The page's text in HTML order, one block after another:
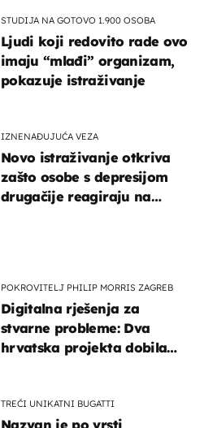
STUDIJA NA GOTOVO 1.900 OSOBA
Ljudi koji redovito rade ovo
imaju “mlađi” organizam,
pokazuje istraživanje
IZNENAĐUJUĆA VEZA
Novo istraživanje otkriva
zašto osobe s depresijom
drugačije reagiraju na
POKROVITELJ PHILIP MORRIS ZAGREB
Digitalna rješenja za
stvarne probleme: Dva
hrvatska projekta dobila
TREĆI UNIKATNI BUGATTI
Nazvan je po vrsti